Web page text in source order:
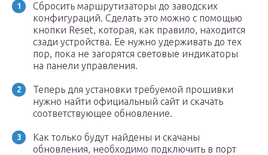
Сбросить маршрутизаторы до заводских
конфигураций. Сделать это можно с помощью
кнопки Reset, которая, как правило, находится
сзади устройства. Ее нужно удерживать до тех
пор, пока не загорятся световые индикаторы
на панели управления.
Теперь для установки требуемой прошивки
нужно найти официальный сайт и скачать
соответствующее обновление.
Как только будут найдены и скачаны
обновления, необходимо подключить в порт